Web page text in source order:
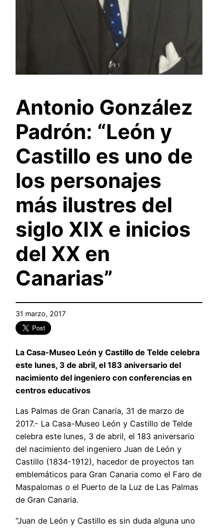
Antonio González
Padrón: “León y
Castillo es uno de
los personajes
más ilustres del
siglo XIX e inicios
del XX en
Canarias”
31 marzo, 2017
La Casa-Museo León y Castillo de Telde celebra
este lunes, 3 de abril, el 183 aniversario del
nacimiento del ingeniero con conferencias en
centros educativos
Las Palmas de Gran Canaria, 31 de marzo de
2017.- La Casa-Museo León y Castillo de Telde
celebra este lunes, 3 de abril, el 183 aniversario
del nacimiento del ingeniero Juan de León y
Castillo (1834-1912), hacedor de proyectos tan
emblemáticos para Gran Canaria como el Faro de
Maspalomas o el Puerto de la Luz de Las Palmas
de Gran Canaria.
“Juan de León y Castillo es sin duda alguna uno